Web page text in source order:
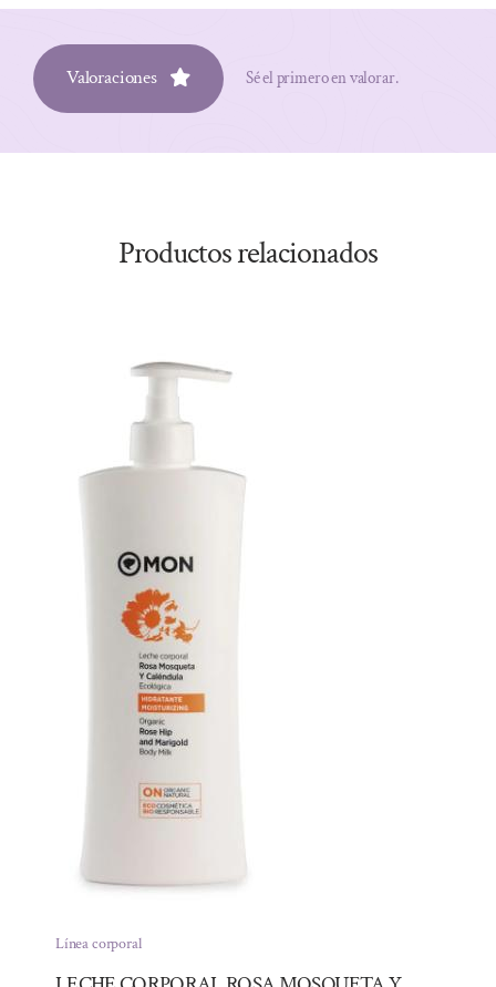
Valoraciones Sé el primero en valorar.
Productos relacionados
Línea corporal